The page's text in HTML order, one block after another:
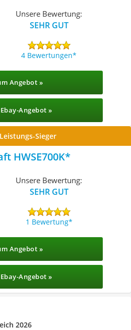
Unsere Bewertung:
SEHR GUT
4 Bewertungen
Angebot »
Angebot »
Sieger
HWSE700K
Unsere Bewertung:
SEHR GUT
1 Bewertung
Angebot »
Angebot »
2026